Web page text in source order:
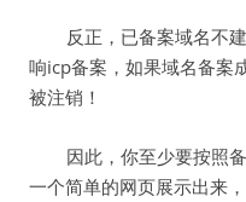
反正，已备案域名不
响icp备案，如果域名备案
被注销！
因此，你至少要按照
一个简单的网页展示出来